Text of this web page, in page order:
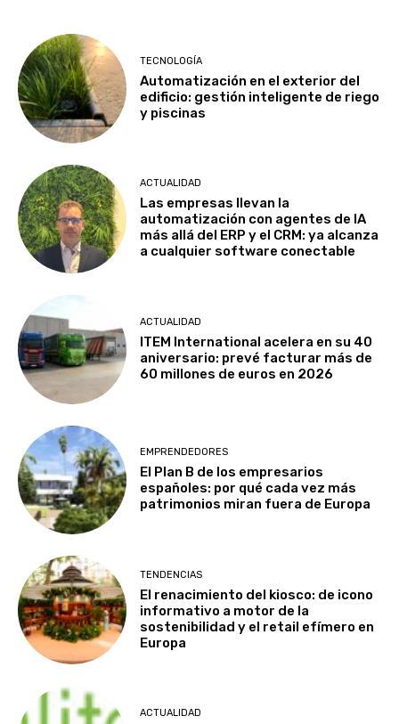
TECNOLOGÍA
Automatización en el exterior del
edificio: gestión inteligente de riego
y piscinas
ACTUALIDAD
Las empresas llevan la
automatización con agentes de IA
más allá del ERP y el CRM: ya alcanza
a cualquier software conectable
ACTUALIDAD
ITEM International acelera en su 40
aniversario: prevé facturar más de
60 millones de euros en 2026
EMPRENDEDORES
El Plan B de los empresarios
españoles: por qué cada vez más
patrimonios miran fuera de Europa
TENDENCIAS
El renacimiento del kiosco: de icono
informativo a motor de la
sostenibilidad y el retail efímero en
Europa
ACTUALIDAD